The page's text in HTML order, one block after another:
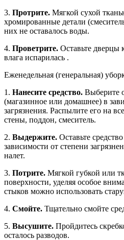
3. Протрите. Мягкой сухой
хромированные детали
них не оставалось воды.
4. Проветрите. Оставьте
влага испарилась .
Еженедельная (генеральная)
1. Нанесите средство. Выберите
(магазинное или домашнее) в
загрязнения. Распылите его на
стены, поддон, смеситель.
2. Выдержите. Оставьте
зависимости от степени
налет.
3. Потрите. Мягкой губкой или
поверхности, уделяя особое
стыков можно использовать
4. Смойте. Тщательно смойте
5. Высушите. Пройдитесь
осталось разводов.